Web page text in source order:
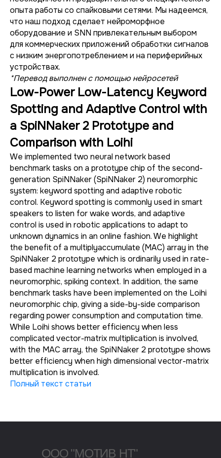
опыта работы со спайковыми сетями. Мы надеемся,
что наш подход сделает нейроморфное
оборудование и SNN привлекательным выбором
для коммерческих приложений обработки сигналов
с низким энергопотреблением и на периферийных
устройствах.
*Перевод выполнен с помощью нейросетей
Low-Power Low-Latency Keyword
Spotting and Adaptive Control with
a SpiNNaker 2 Prototype and
Comparison with Loihi
We implemented two neural network based
benchmark tasks on a prototype chip of the second-
generation SpiNNaker (SpiNNaker 2) neuromorphic
system: keyword spotting and adaptive robotic
control. Keyword spotting is commonly used in smart
speakers to listen for wake words, and adaptive
control is used in robotic applications to adapt to
unknown dynamics in an online fashion. We highlight
the benefit of a multiplyaccumulate (MAC) array in the
SpiNNaker 2 prototype which is ordinarily used in rate-
based machine learning networks when employed in a
neuromorphic, spiking context. In addition, the same
benchmark tasks have been implemented on the Loihi
neuromorphic chip, giving a side-by-side comparison
regarding power consumption and computation time.
While Loihi shows better efficiency when less
complicated vector-matrix multiplication is involved,
with the MAC array, the SpiNNaker 2 prototype shows
better efficiency when high dimensional vector-matrix
multiplication is involved.
Полный текст статьи
ООО "МОТИВ НТ"